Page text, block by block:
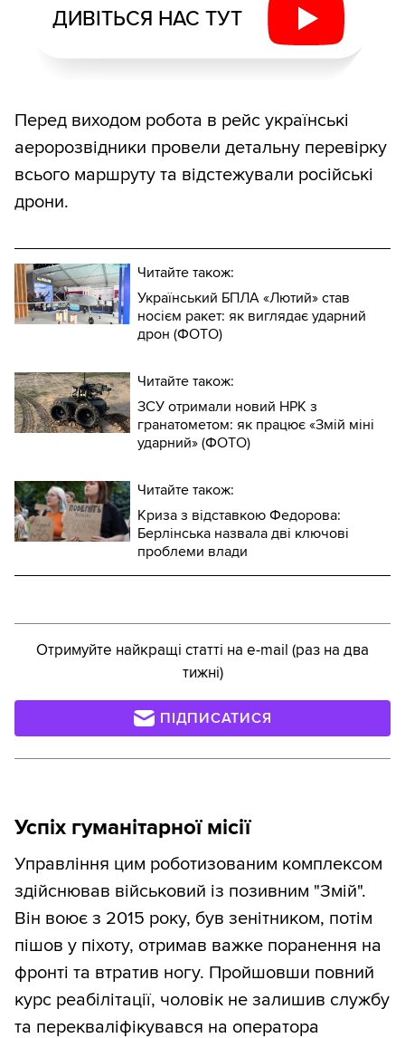
ДИВІТЬСЯ НАС ТУТ
Перед виходом робота в рейс українські
аеророзвідники провели детальну перевірку
всього маршруту та відстежували російські
дрони.
Читайте також:
Український БПЛА «Лютий» став
носієм ракет: як виглядає ударний
дрон (ФОТО)
Читайте також:
ЗСУ отримали новий НРК з
гранатометом: як працює «Змій міні
ударний» (ФОТО)
Читайте також:
Криза з відставкою Федорова:
Берлінська назвала дві ключові
проблеми влади
Отримуйте найкращі статті на e-mail (раз на два
тижні)
ПІДПИСАТИСЯ
Успіх гуманітарної місії
Управління цим роботизованим комплексом
здійснював військовий із позивним "Змій".
Він воює з 2015 року, був зенітником, потім
пішов у піхоту, отримав важке поранення на
фронті та втратив ногу. Пройшовши повний
курс реабілітації, чоловік не залишив службу
та перекваліфікувався на оператора